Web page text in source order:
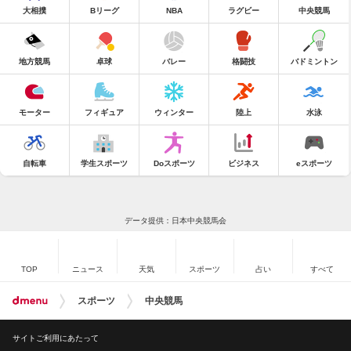
大相撲 Bリーグ NBA ラグビー 中央競馬
地方競馬 卓球 バレー 格闘技 バドミントン
モーター フィギュア ウィンター 陸上 水泳
自転車 学生スポーツ Doスポーツ ビジネス eスポーツ
データ提供：日本中央競馬会
TOP ニュース 天気 スポーツ 占い すべて
スポーツ 中央競馬
サイトご利用にあたって